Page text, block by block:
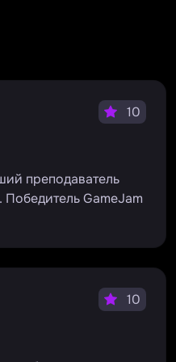
преподаватель
GameJam
10
10